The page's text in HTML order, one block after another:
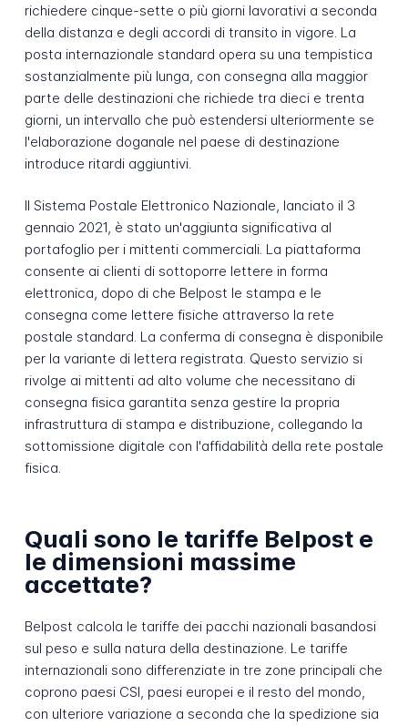
richiedere cinque-sette o più giorni lavorativi a seconda
della distanza e degli accordi di transito in vigore. La
posta internazionale standard opera su una tempistica
sostanzialmente più lunga, con consegna alla maggior
parte delle destinazioni che richiede tra dieci e trenta
giorni, un intervallo che può estendersi ulteriormente se
l'elaborazione doganale nel paese di destinazione
introduce ritardi aggiuntivi.
Il Sistema Postale Elettronico Nazionale, lanciato il 3
gennaio 2021, è stato un'aggiunta significativa al
portafoglio per i mittenti commerciali. La piattaforma
consente ai clienti di sottoporre lettere in forma
elettronica, dopo di che Belpost le stampa e le
consegna come lettere fisiche attraverso la rete
postale standard. La conferma di consegna è disponibile
per la variante di lettera registrata. Questo servizio si
rivolge ai mittenti ad alto volume che necessitano di
consegna fisica garantita senza gestire la propria
infrastruttura di stampa e distribuzione, collegando la
sottomissione digitale con l'affidabilità della rete postale
fisica.
Quali sono le tariffe Belpost e
le dimensioni massime
accettate?
Belpost calcola le tariffe dei pacchi nazionali basandosi
sul peso e sulla natura della destinazione. Le tariffe
internazionali sono differenziate in tre zone principali che
coprono paesi CSI, paesi europei e il resto del mondo,
con ulteriore variazione a seconda che la spedizione sia